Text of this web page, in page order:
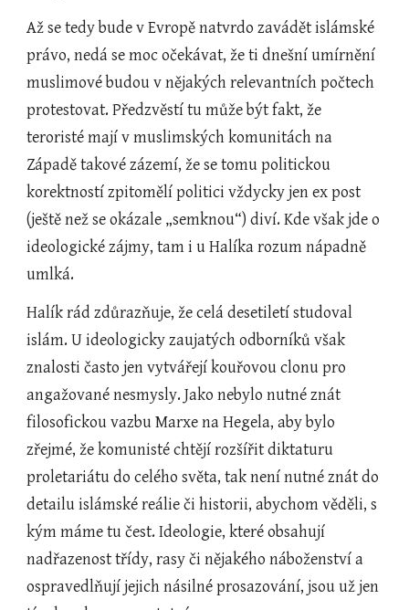
Až se tedy bude v Evropě natvrdo zavádět islámské
právo, nedá se moc očekávat, že ti dnešní umírnění
muslimové budou v nějakých relevantních počtech
protestovat. Předzvěstí tu může být fakt, že
teroristé mají v muslimských komunitách na
Západě takové zázemí, že se tomu politickou
korektností zpitomělí politici vždycky jen ex post
(ještě než se okázale „semknou“) diví. Kde však jde o
ideologické zájmy, tam i u Halíka rozum nápadně
umlká.
Halík rád zdůrazňuje, že celá desetiletí studoval
islám. U ideologicky zaujatých odborníků však
znalosti často jen vytvářejí kouřovou clonu pro
angažované nesmysly. Jako nebylo nutné znát
filosofickou vazbu Marxe na Hegela, aby bylo
zřejmé, že komunisté chtějí rozšířit diktaturu
proletariátu do celého světa, tak není nutné znát do
detailu islámské reálie či historii, abychom věděli, s
kým máme tu čest. Ideologie, které obsahují
nadřazenost třídy, rasy či nějakého náboženství a
ospravedlňují jejich násilné prosazování, jsou už jen